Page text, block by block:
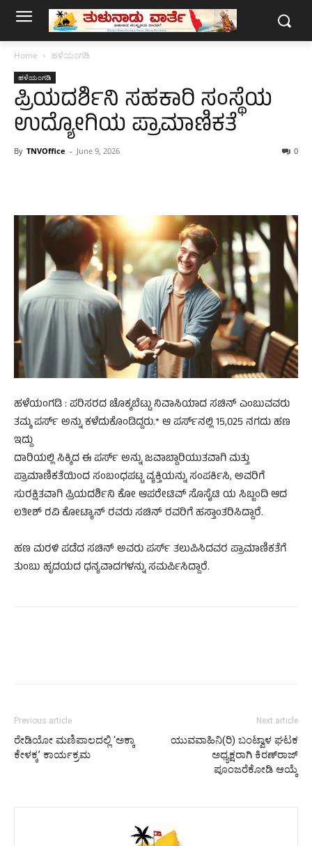
Home ಹಳೆಯಂಗಡಿ
ಹಳೆಯಂಗಡಿ
ಪ್ರಿಯದರ್ಶಿನಿ ಸಹಕಾರಿ ಸಂಸ್ಥೆಯ
ಉದ್ಯೋಗಿಯ ಪ್ರಾಮಾಣಿಕತೆ
By TNVOffice - June 9, 2026 0
ಹಳೆಯಂಗಡಿ : ಪರಿಸರದ ಚೊಕ್ಕಬೆಟ್ಟು ನಿವಾಸಿಯಾದ ಸಚಿನ್ ಎಂಬುವವರು
ತಮ್ಮ ಪರ್ಸ್ ಅನ್ನು ಕಳೆದುಕೊಂಡಿದ್ದರು.* ಆ ಪರ್ಸ್‌ನಲ್ಲಿ 15,025 ನಗದು ಹಣ
ಇದ್ದು
ದಾರಿಯಲ್ಲಿ ಸಿಕ್ಕಿದ ಈ ಪರ್ಸ್ ಅನ್ನು ಜವಾಬ್ದಾರಿಯುತವಾಗಿ ಮತ್ತು
ಪ್ರಾಮಾಣಿಕತೆಯಿಂದ ಸಂಬಂಧಪಟ್ಟ ವ್ಯಕ್ತಿಯನ್ನು ಸಂಪರ್ಕಿಸಿ, ಅವರಿಗೆ
ಸುರಕ್ಷಿತವಾಗಿ ಪ್ರಿಯದರ್ಶಿನಿ ಕೋ ಆಪರೇಟಿವ್ ಸೊಸೈಟಿ ಯ ಸಿಬ್ಬಂದಿ ಆದ
ಲತೀಶ್ ರವಿ ಕೋಟ್ಯಾನ್ ರವರು ಸಚಿನ್ ರವರಿಗೆ ಹಸ್ತಾಂತರಿಸಿದ್ದಾರೆ.
ಹಣ ಮರಳಿ ಪಡೆದ ಸಚಿನ್ ಅವರು ಪರ್ಸ್ ತಲುಪಿಸಿದವರ ಪ್ರಾಮಾಣಿಕತೆಗೆ
ತುಂಬು ಹೃದಯದ ಧನ್ಯವಾದಗಳನ್ನು ಸಮರ್ಪಿಸಿದ್ದಾರೆ.
Previous article
ರೇಡಿಯೋ ಮಣಿಪಾಲದಲ್ಲಿ ‘ಅಕ್ಕಾ
ಕೇಳಕ್ಕ’ ಕಾರ್ಯಕ್ರಮ
Next article
ಯುವವಾಹಿನಿ(ರಿ) ಬಂಟ್ವಾಳ ಘಟಕ
ಅಧ್ಯಕ್ಷರಾಗಿ ಕಿರಣ್‌ರಾಜ್
ಪೂಂಜರೆಕೋಡಿ ಆಯ್ಕೆ